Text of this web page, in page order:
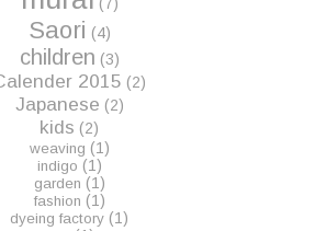
Saori (4)
children (3)
2015 (2)
Japanese (2)
kids (2)
weaving (1)
indigo (1)
garden (1)
fashion (1)
dyeing factory (1)